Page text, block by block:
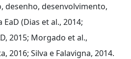
desenho, desenvolvimento,
(Dias et al., 2014;
2015; Morgado et al.,
2016; Silva e Falavigna, 2014.